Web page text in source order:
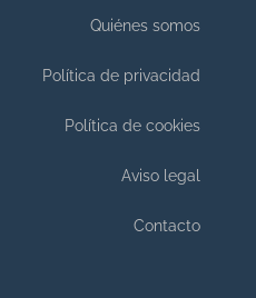
Quiénes somos
Política de privacidad
Política de cookies
Aviso legal
Contacto